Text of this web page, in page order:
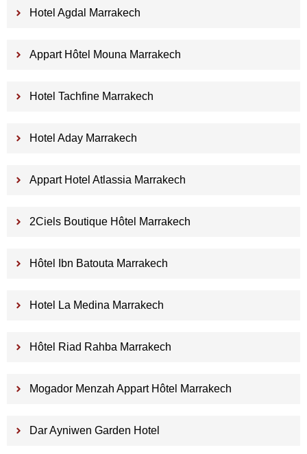
Hotel Agdal Marrakech
Appart Hôtel Mouna Marrakech
Hotel Tachfine Marrakech
Hotel Aday Marrakech
Appart Hotel Atlassia Marrakech
2Ciels Boutique Hôtel Marrakech
Hôtel Ibn Batouta Marrakech
Hotel La Medina Marrakech
Hôtel Riad Rahba Marrakech
Mogador Menzah Appart Hôtel Marrakech
Dar Ayniwen Garden Hotel